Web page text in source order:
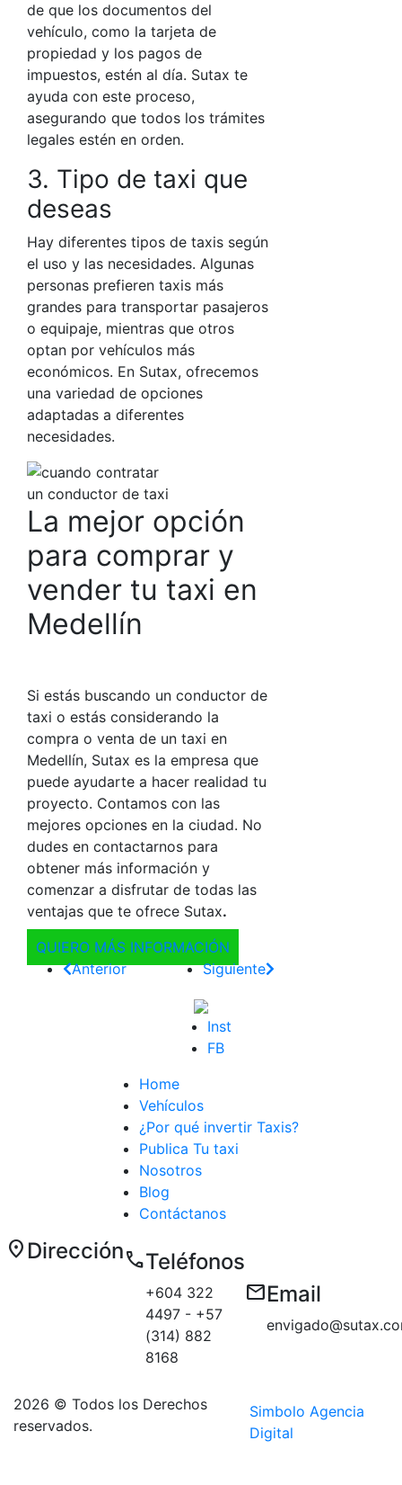
de que los documentos del
vehículo, como la tarjeta de
propiedad y los pagos de
impuestos, estén al día. Sutax te
ayuda con este proceso,
asegurando que todos los trámites
legales estén en orden.
3. Tipo de taxi que
deseas
Hay diferentes tipos de taxis según
el uso y las necesidades. Algunas
personas prefieren taxis más
grandes para transportar pasajeros
o equipaje, mientras que otros
optan por vehículos más
económicos. En Sutax, ofrecemos
una variedad de opciones
adaptadas a diferentes
necesidades.
La mejor opción
para comprar y
vender tu taxi en
Medellín
Si estás buscando un conductor de
taxi o estás considerando la
compra o venta de un taxi en
Medellín, Sutax es la empresa que
puede ayudarte a hacer realidad tu
proyecto. Contamos con las
mejores opciones en la ciudad. No
dudes en contactarnos para
obtener más información y
comenzar a disfrutar de todas las
ventajas que te ofrece Sutax.
QUIERO MÁS INFORMACIÓN
Anterior
Siguiente
Inst
FB
Home
Vehículos
¿Por qué invertir Taxis?
Publica Tu taxi
Nosotros
Blog
Contáctanos
location_on DireccióncallTeléfonos
+604 322
4497 - +57
(314) 882
8168
emailEmail
2026 © Todos los Derechos
reservados.
Simbolo Agencia
Digital